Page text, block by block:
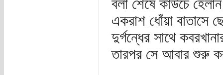
বলা শেষে কাউচে
একরাশ ধোঁয়া বাতাসে
দুর্গন্ধের সাথে
তারপর সে আবার শুরু